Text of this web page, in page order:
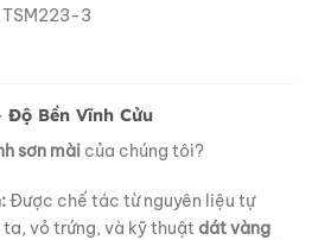
TSM223-3
Bền Vĩnh Cửu
sơn mài của chúng tôi?
Được chế tác từ nguyên liệu tự
ta, vỏ trứng, và kỹ thuật dát vàng